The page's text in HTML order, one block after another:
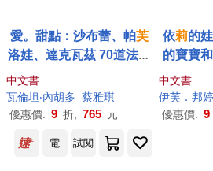
勞拉・艾倫・安德森（Laura Ellen
愛。甜點：沙布蕾、帕芙
洛娃、達克瓦茲 70道法式
人氣派塔 經典╳低卡烘焙
食譜
中文書
瓦倫坦‧內胡多 蔡雅琪
優惠價: 9 折, 765 元
依莉的
的寶寶
中文書
伊芙．邦婷
優惠價: 9
電 試閱